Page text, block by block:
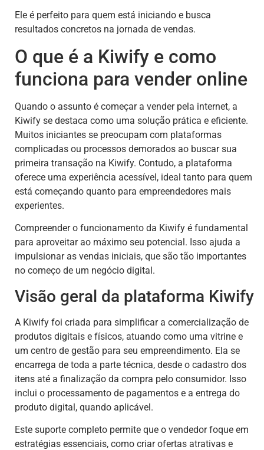
Ele é perfeito para quem está iniciando e busca
resultados concretos na jornada de vendas.
O que é a Kiwify e como
funciona para vender online
Quando o assunto é começar a vender pela internet, a
Kiwify se destaca como uma solução prática e eficiente.
Muitos iniciantes se preocupam com plataformas
complicadas ou processos demorados ao buscar sua
primeira transação na Kiwify. Contudo, a plataforma
oferece uma experiência acessível, ideal tanto para quem
está começando quanto para empreendedores mais
experientes.
Compreender o funcionamento da Kiwify é fundamental
para aproveitar ao máximo seu potencial. Isso ajuda a
impulsionar as vendas iniciais, que são tão importantes
no começo de um negócio digital.
Visão geral da plataforma Kiwify
A Kiwify foi criada para simplificar a comercialização de
produtos digitais e físicos, atuando como uma vitrine e
um centro de gestão para seu empreendimento. Ela se
encarrega de toda a parte técnica, desde o cadastro dos
itens até a finalização da compra pelo consumidor. Isso
inclui o processamento de pagamentos e a entrega do
produto digital, quando aplicável.
Este suporte completo permite que o vendedor foque em
estratégias essenciais, como criar ofertas atrativas e